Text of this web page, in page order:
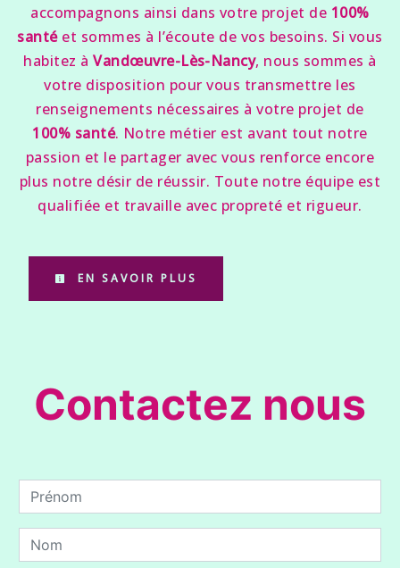
accompagnons ainsi dans votre projet de 100%
santéet sommes à l’écoute de vos besoins. Si vous
habitez àVandœuvre-Lès-Nancy, nous sommes à
votre disposition pour vous transmettre les
renseignements nécessaires à votre projet de
100% santé. Notre métier est avant tout notre
passion et le partager avec vous renforce encore
plus notre désir de réussir. Toute notre équipe est
qualifiée et travaille avec propreté et rigueur.
EN SAVOIR PLUS
Contactez nous